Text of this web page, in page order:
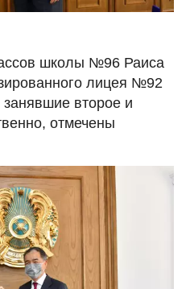
школы №96 Раиса
лицея №92
второе и
отмечены